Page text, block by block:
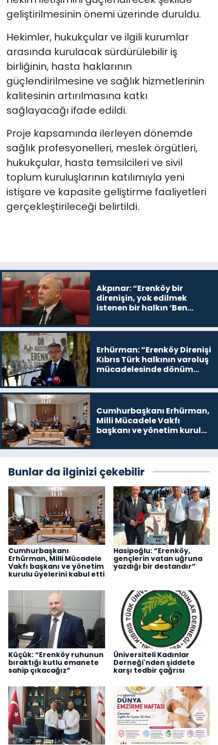
geliştirilmesinin önemi üzerinde duruldu.
Hekimler, hukukçular ve ilgili kurumlar
arasında kurulacak sürdürülebilir iş
birliğinin, hasta haklarının
güçlendirilmesine ve sağlık hizmetlerinin
kalitesinin artırılmasına katkı
sağlayacağı ifade edildi.
Proje kapsamında ilerleyen dönemde
sağlık profesyonelleri, meslek örgütleri,
hukukçular, hasta temsilcileri ve sivil
toplum kuruluşlarının katılımıyla yeni
istişare ve kapasite geliştirme faaliyetleri
gerçekleştirileceği belirtildi.
Akpınar: “Erenköy bir
direnişin, yok edilmek
istenen bir halkın ‘Ben
devam edeceğim’ dediği
Erhürman: “Erenköy Direnişi
Kıbrıs Türk halkının varoluş
mücadelesinde dönüm
Cumhurbaşkanı Erhürman,
Milli Mücadele Vakfı
başkanı ve yönetim kurulu
Bunlar da ilginizi çekebilir
Cumhurbaşkanı
Erhürman, Milli Mücadele
Vakfı başkanı ve yönetim
kurulu üyelerini kabul etti
Hasipoğlu: “Erenköy,
gençlerin vatan uğruna
yazdığı bir destandır”
Küçük: “Erenköy ruhunun
bıraktığı kutlu emanete
sahip çıkacağız”
Üniversiteli Kadınlar
Derneği'nden şiddete
karşı tedbir çağrısı